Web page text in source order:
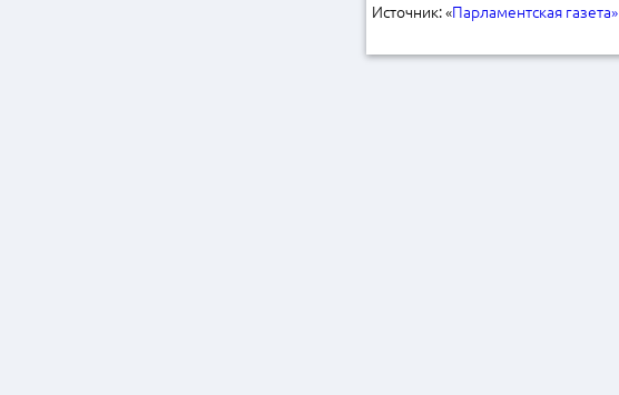
Источник: «Парламентская газета»